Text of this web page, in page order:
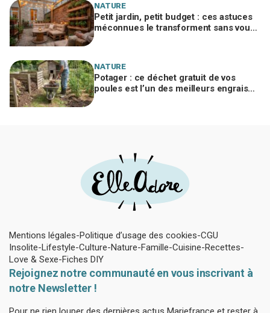
NATURE
Petit jardin, petit budget : ces astuces
méconnues le transforment sans vous
NATURE
Potager : ce déchet gratuit de vos
poules est l’un des meilleurs engrais
Mentions légales Politique d’usage des cookies CGU
Insolite Lifestyle Culture Nature Famille Cuisine Recettes
Love & Sexe Fiches DIY
Rejoignez notre communauté en vous inscrivant à
notre Newsletter !